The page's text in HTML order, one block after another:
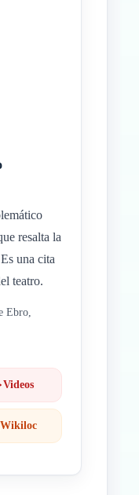
resalta la
una cita
teatro.
Ebro,
Videos
Wikiloc